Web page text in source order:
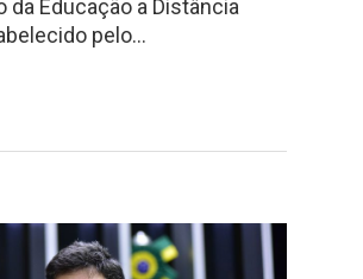
da Educação a Distância
pelo…